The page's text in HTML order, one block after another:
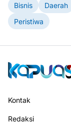
Bisnis Daerah
Peristiwa
Kontak
Redaksi